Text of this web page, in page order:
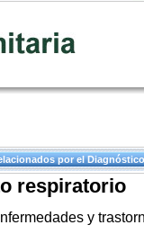
respiratorio
y
por el Diagnóstico